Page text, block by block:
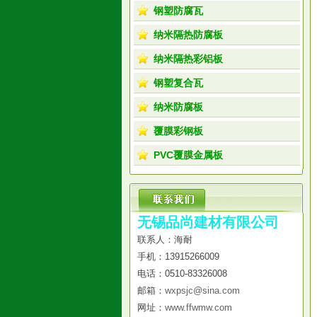
钢塑防腐瓦
纳米隔热防腐板
纳米隔热彩铝板
钢塑复合瓦
纳米防腐板
覆膜彩钢板
PVC覆膜金属板
无锡品尚建材有限公司
联系人：海耐
手机：13915266009
电话：0510-83326008
邮箱： wxpsjc@sina.com
网址： www.ffwmw.com